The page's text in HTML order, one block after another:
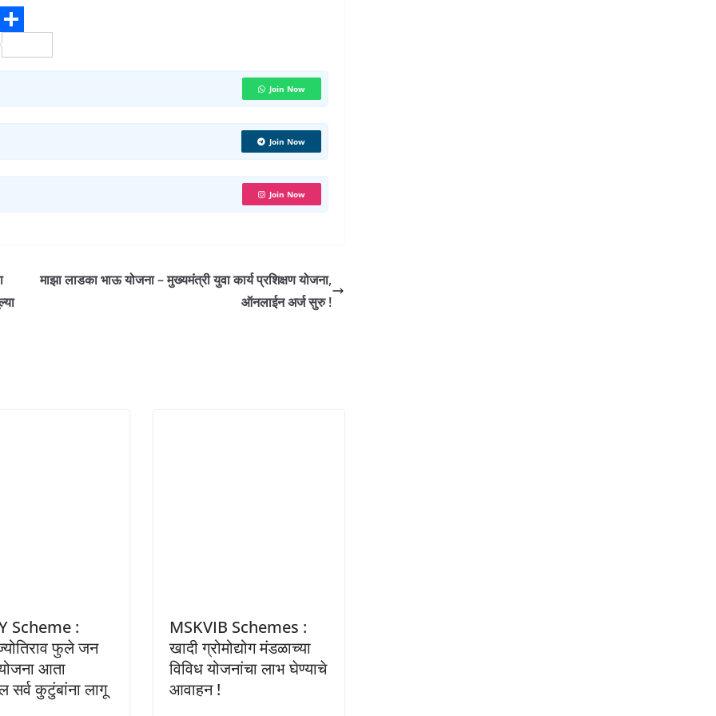
h
Join Now
Join Now
Join Now
माझा लाडका भाऊ योजना – मुख्यमंत्री युवा कार्य प्रशिक्षण योजना,
ऑनलाईन अर्ज सुरु !
Scheme :
फुले जन
आता
सर्व कुटुंबांना लागू
MSKVIB Schemes :
खादी ग्रोमोद्योग मंडळाच्या
विविध योजनांचा लाभ घेण्याचे
आवाहन !